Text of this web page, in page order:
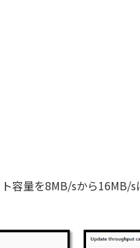
容量を8MB/sから16MB/s